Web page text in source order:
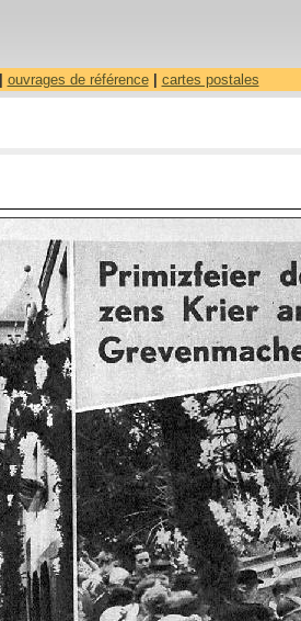
ouvrages de référence| cartes postales